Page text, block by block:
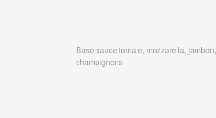
Base sauce tomate, mozzarella, jambon,
champignons